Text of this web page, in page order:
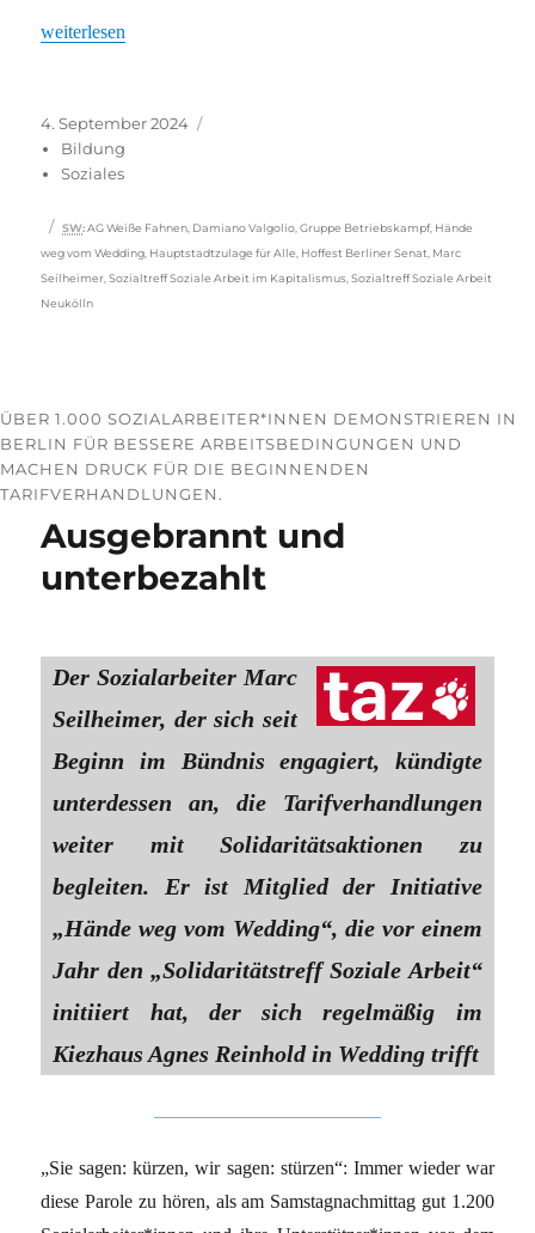
„Gewerkschaften sollen kooperieren“
weiterlesen
Veröffentlicht
am
4. September 2024
Bildung
Soziales
Schlagwörter
SW: AG Weiße Fahnen Damiano Valgolio ,Gruppe Betriebskampf, Hände
weg vom Wedding Hauptstadtzulage für Alle Hoffest Berliner Senat Marc
Seilheimer ,Sozialtreff Soziale Arbeit im Kapitalismus ,Sozialtreff Soziale Arbeit
Neukölln
ÜBER 1.000 SO­ZI­AL­AR­BEI­TE­R*IN­NEN DEMONSTRIEREN IN
BERLIN FÜR BESSERE ARBEITSBEDINGUNGEN UND
MACHEN DRUCK FÜR DIE BEGINNENDEN
TARIFVERHANDLUNGEN.
Ausgebrannt und
unterbezahlt
Der Sozialarbeiter Marc
Seilheimer, der sich seit
Beginn im Bündnis engagiert, kündigte
unterdessen an, die Tarifverhandlungen
weiter mit Solidaritätsaktionen zu
begleiten. Er ist Mitglied der Initiative
„Hände weg vom Wedding“, die vor einem
Jahr den „Solidaritätstreff Soziale Arbeit“
initiiert hat, der sich regelmäßig im
Kiezhaus Agnes Reinhold in Wedding trifft
„Sie sagen: kürzen, wir sagen: stürzen“: Immer wieder war
diese Parole zu hören, als am Samstagnachmittag gut 1.200